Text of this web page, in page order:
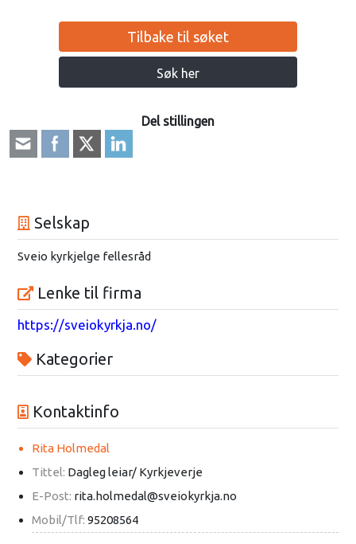
Tilbake til søket
Søk her
Del stillingen
Selskap
Sveio kyrkjelge fellesråd
Lenke til firma
https://sveiokyrkja.no/
Kategorier
Kontaktinfo
Rita Holmedal
Tittel: Dagleg leiar/ Kyrkjeverje
E-Post: rita.holmedal@sveiokyrkja.no
Mobil/Tlf: 95208564